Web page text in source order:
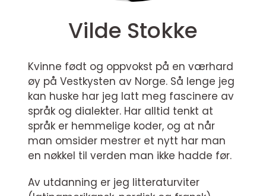
Vilde Stokke
Kvinne født og oppvokst på en værhard
øy på Vestkysten av Norge. Så lenge jeg
kan huske har jeg latt meg fascinere av
språk og dialekter. Har alltid tenkt at
språk er hemmelige koder, og at når
man omsider mestrer et nytt har man
en nøkkel til verden man ikke hadde før.
Av utdanning er jeg litteraturviter